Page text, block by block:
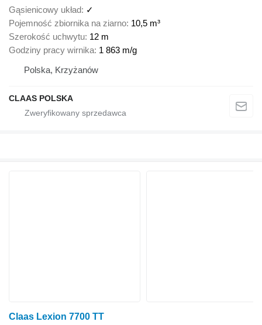
Gąsienicowy układ ✓
Pojemność zbiornika na ziarno 10,5 m³
Szerokość uchwytu 12 m
Godziny pracy wirnika 1 863 m/g
Polska, Krzyżanów
CLAAS POLSKA
Claas Lexion 7700 TT